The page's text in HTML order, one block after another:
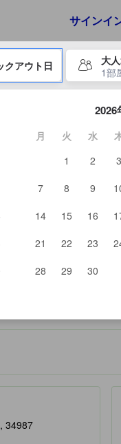
サインイ
て、検索します。
クアウト日
大
1部
開始します。方向キー
2026
月 火 水
1
2 3
7
8 9
14
15 16
21
22 23
28
29 30
ポー
のレベルを示すものです
34987
いた内容であるため